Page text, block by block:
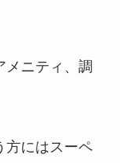
メニティ、調
方にはスーペ